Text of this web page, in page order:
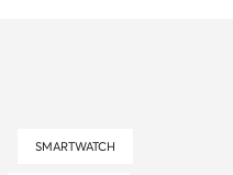
SMARTWATCH